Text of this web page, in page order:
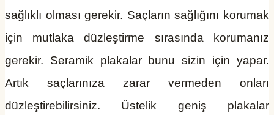
sağlıklı olması gerekir. Saçların sağlığını korumak
için mutlaka düzleştirme sırasında korumanız
gerekir. Seramik plakalar bunu sizin için yapar.
Artık saçlarınıza zarar vermeden onları
düzleştirebilirsiniz. Üstelik geniş plakalar